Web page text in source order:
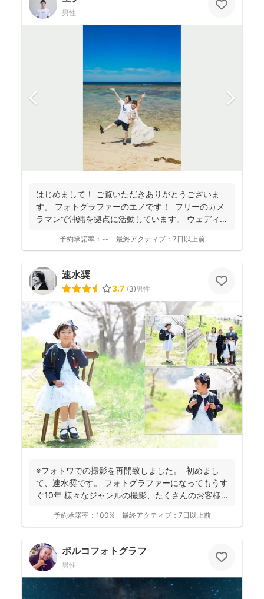
男性
はじめまして！ ご覧いただきありがとうございま
す。 フォトグラファーのエノです！ フリーのカメ
ラマンで沖縄を拠点に活動しています。 ウェディ
予約承諾率： -- 最終アクティブ： 7日以上前
速水奨
3.7 (3)男性
※フォトワでの撮影を再開致しました。 初めまし
て、速水奨です。 フォトグラファーになってもうす
ぐ10年 様々なジャンルの撮影、たくさんのお客様
予約承諾率： 100% 最終アクティブ： 7日以上前
ポルコフォトグラフ
男性